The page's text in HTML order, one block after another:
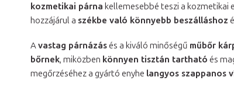
kozmetikai párna kellemesebbé teszi a kozmetikai
hozzájárul a székbe való könnyebb beszálláshoz
Avastag párnázásés a kiváló minőségű műbőr
bőrnek, miközben könnyen tisztán tartható és
megőrzéséhez a gyártó enyhe langyos szappanos